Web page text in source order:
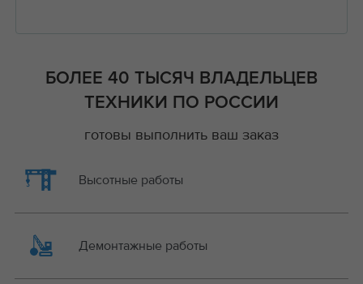
БОЛЕЕ 40 ТЫСЯЧ ВЛАДЕЛЬЦЕВ
ТЕХНИКИ ПО РОССИИ
готовы выполнить ваш заказ
Высотные работы
Демонтажные работы